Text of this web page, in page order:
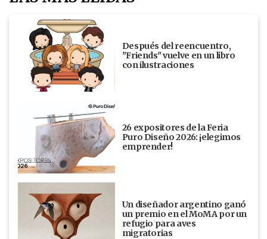
Después del reencuentro,
"Friends" vuelve en un libro
con ilustraciones
26 expositores de la Feria
Puro Diseño 2026: ¡elegimos
emprender!
Un diseñador argentino ganó
un premio en el MoMA por un
refugio para aves
migratorias